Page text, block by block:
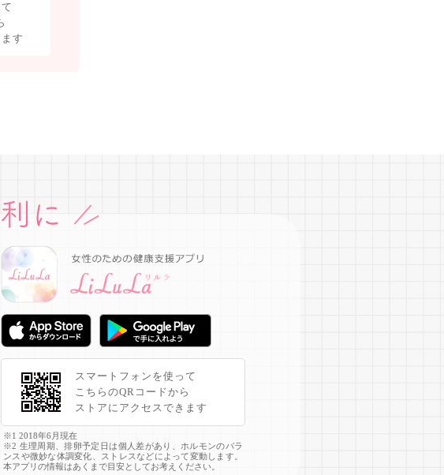
す
スマートフォンを使って
こちらのQRコードから
ストアにアクセスできます
※1 2018年6月現在
※2 生理周期、排卵予定日は個人差があり、ホルモンのバラ
ンスや微妙な体調変化、ストレスなどによって変動します。
本アプリの情報はあくまで目安としてお考えください。